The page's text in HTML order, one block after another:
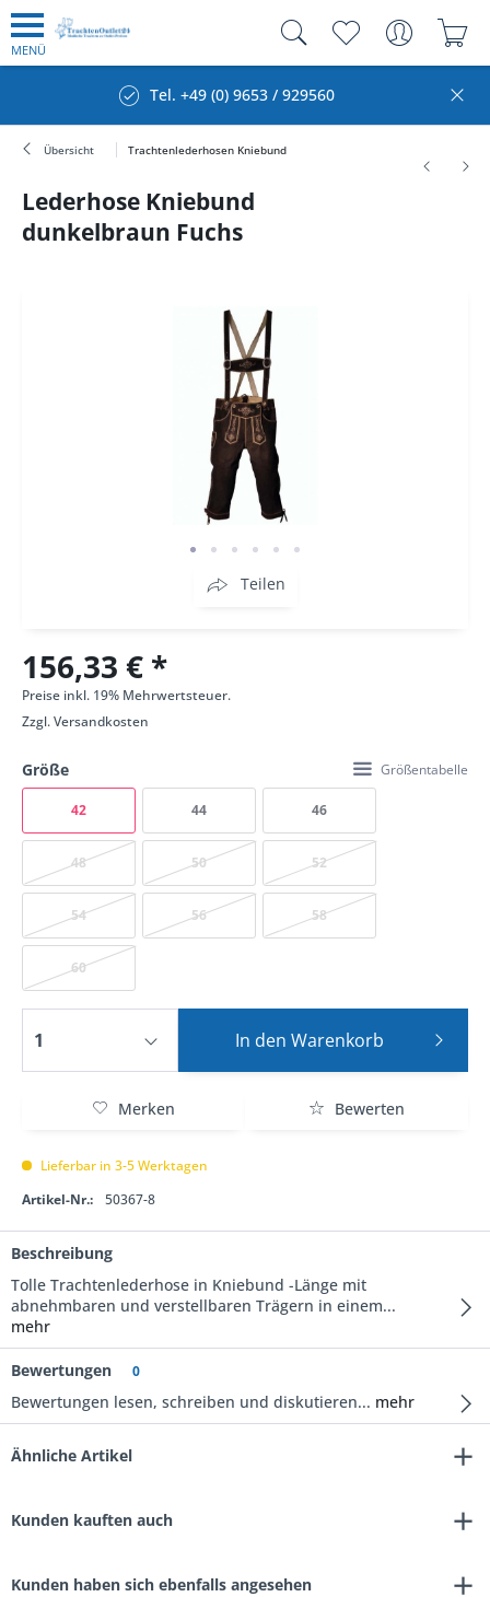
MENÜ
Tel. +49 (0) 9653 / 929560
Übersicht Trachtenlederhosen Kniebund
Lederhose Kniebund
dunkelbraun Fuchs
Teilen
156,33 € *
Preise inkl. 19% Mehrwertsteuer.
Zzgl.Versandkosten
Größe Größentabelle
42 44 46
48 50 52
54 56 58
60
In den Warenkorb
Merken Bewerten
Lieferbar in 3-5 Werktagen
Artikel-Nr.:
50367-8
Beschreibung
Tolle Trachtenlederhose in Kniebund -Länge mit
abnehmbaren und verstellbaren Trägern in einem...
mehr
Bewertungen 0
Bewertungen lesen, schreiben und diskutieren... mehr
Ähnliche Artikel
Kunden kauften auch
Kunden haben sich ebenfalls angesehen